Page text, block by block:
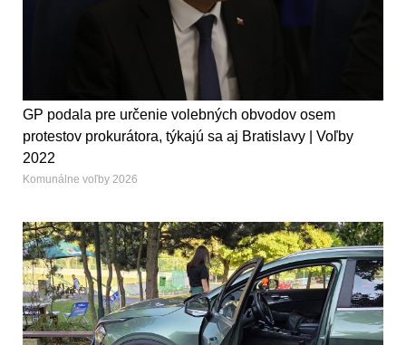
GP podala pre určenie volebných obvodov osem
protestov prokurátora, týkajú sa aj Bratislavy | Voľby
2022
Komunálne voľby 2026